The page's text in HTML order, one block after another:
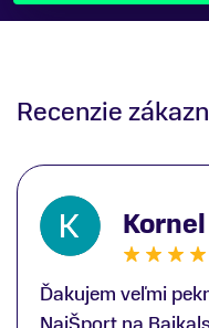
Recenzie
Ďakujem veľmi